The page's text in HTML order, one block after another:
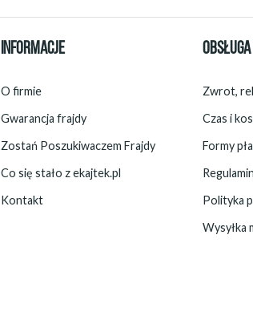
INFORMACJE
O firmie
Gwarancja frajdy
Zostań Poszukiwaczem Frajdy
Co się stało z ekajtek.pl
Kontakt
Zwrot,
Czas i
Formy
Regulamin
Polityka
Wysyłka